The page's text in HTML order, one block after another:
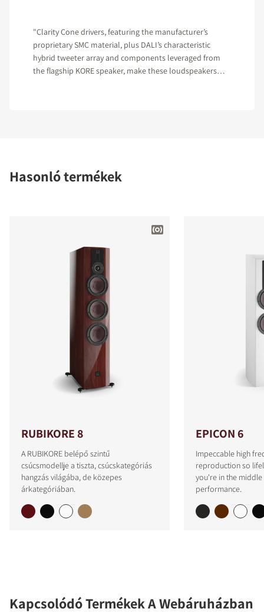
"Clarity Cone drivers, featuring the manufacturer’s
proprietary SMC material, plus DALI’s characteristic
hybrid tweeter array and components leveraged from
the flagship KORE speaker, make these loudspeakers
Hasonló termékek
RUBIKORE 8
A RUBIKORE belépő szintű
csúcsmodellje a tiszta, csúcskategóriás
hangzás világába, de közepes
árkategóriában.
EPICON 6
Impeccable high
reproduction so
you're in the middle
performance.
Kapcsolódó Termékek A Webáruházban